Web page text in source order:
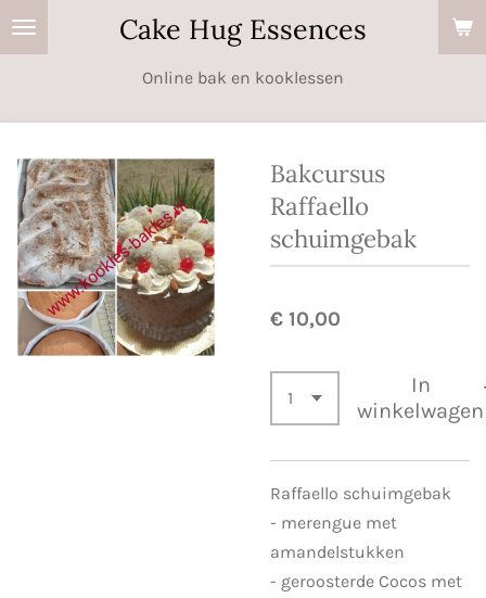
Ga
direct
Cake Hug Essences
Online bak en kooklessen
Bakcursus
Raffaello
schuimgebak
€ 10,00
In
winkelwagen
Raffaello schuimgebak
- merengue met
amandelstukken
- geroosterde Cocos met